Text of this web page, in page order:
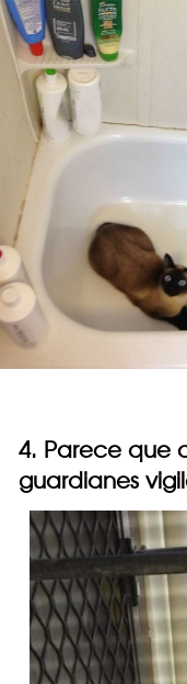
4. Parece que
guardianes